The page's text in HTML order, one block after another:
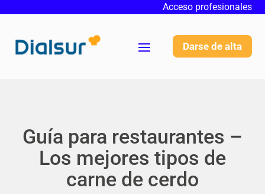
Acceso profesionales
Darse de alta
Guía para restaurantes –
Los mejores tipos de
carne de cerdo